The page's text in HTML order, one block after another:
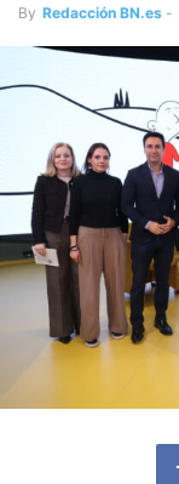
By Redacción BN.es -